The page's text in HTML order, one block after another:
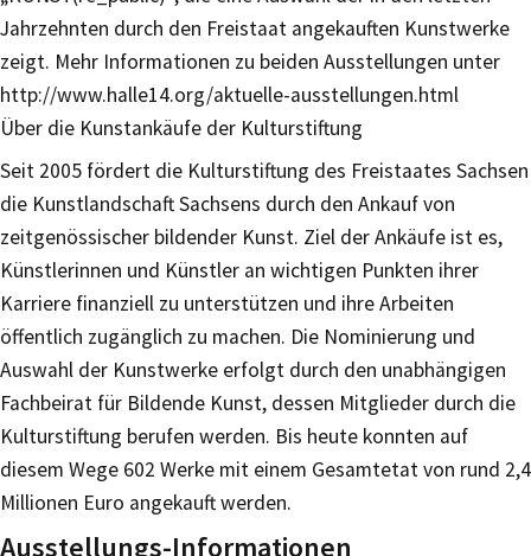
Jahrzehnten durch den Freistaat angekauften Kunstwerke
zeigt. Mehr Informationen zu beiden Ausstellungen unter
http://www.halle14.org/aktuelle-ausstellungen.html
Über die Kunstankäufe der Kulturstiftung
Seit 2005 fördert die Kulturstiftung des Freistaates Sachsen
die Kunstlandschaft Sachsens durch den Ankauf von
zeitgenössischer bildender Kunst. Ziel der Ankäufe ist es,
Künstlerinnen und Künstler an wichtigen Punkten ihrer
Karriere finanziell zu unterstützen und ihre Arbeiten
öffentlich zugänglich zu machen. Die Nominierung und
Auswahl der Kunstwerke erfolgt durch den unabhängigen
Fachbeirat für Bildende Kunst, dessen Mitglieder durch die
Kulturstiftung berufen werden. Bis heute konnten auf
diesem Wege 602 Werke mit einem Gesamtetat von rund 2,4
Millionen Euro angekauft werden.
Ausstellungs-Informationen